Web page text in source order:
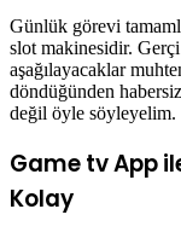
Günlük görevi
slot makinesidir.
aşağılayacaklar
döndüğünden
değil öyle söyleyelim.
Game tv App
Kolay